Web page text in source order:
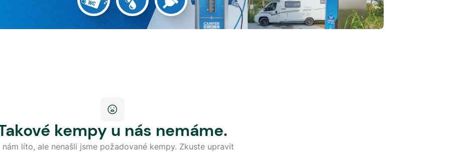
kempy u nás nemáme.
nám líto, ale nenašli jsme požadované kempy. Zkuste upravit